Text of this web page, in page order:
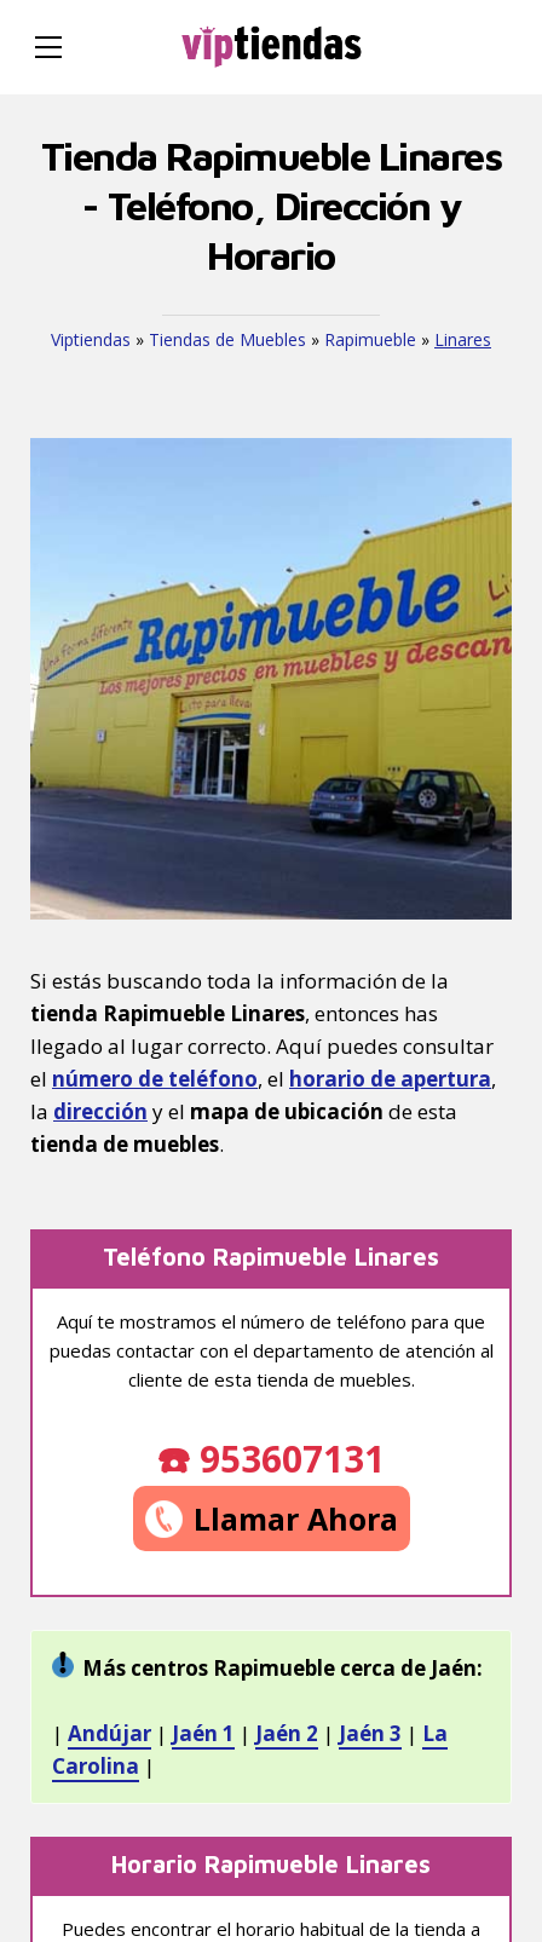
Tienda Rapimueble Linares
- Teléfono, Dirección y
Horario
Viptiendas » Tiendas de Muebles » Rapimueble » Linares
Si estás buscando toda la información de la
tienda Rapimueble Linares, entonces has
llegado al lugar correcto. Aquí puedes consultar
el número de teléfono, el horario de apertura,
la dirección y el mapa de ubicación de esta
tienda de muebles.
Teléfono Rapimueble Linares
Aquí te mostramos el número de teléfono para que
puedas contactar con el departamento de atención al
cliente de esta tienda de muebles.
☎️ 953607131
Llamar Ahora
Más centros Rapimueble cerca de Jaén:
| Andújar | Jaén 1 | Jaén 2 | Jaén 3 | La
Carolina |
Horario Rapimueble Linares
Puedes encontrar el horario habitual de la tienda a